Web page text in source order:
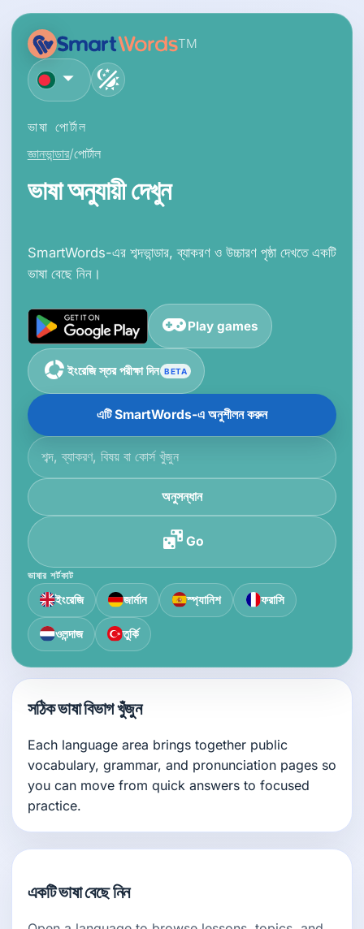
TM
ভাষা পোর্টাল
জ্ঞানভান্ডার পোর্টাল
ভাষা অনুযায়ী দেখুন
SmartWords-এর শব্দভান্ডার, ব্যাকরণ ও উচ্চারণ পৃষ্ঠা দেখতে একটি
ভাষা বেছে নিন।
Play games
ইংরেজি স্তর পরীক্ষা দিন BETA
এটি SmartWords-এ অনুশীলন করুন
জ্ঞানভান্ডারে অনুসন্ধান করুন
অনুসন্ধান
Go
ভাষার শর্টকাট
ইংরেজি জার্মান স্প্যানিশ ফরাসি
ওলন্দাজ তুর্কি
সঠিক ভাষা বিভাগ খুঁজুন
Each language area brings together public
vocabulary, grammar, and pronunciation pages so
you can move from quick answers to focused
practice.
একটি ভাষা বেছে নিন